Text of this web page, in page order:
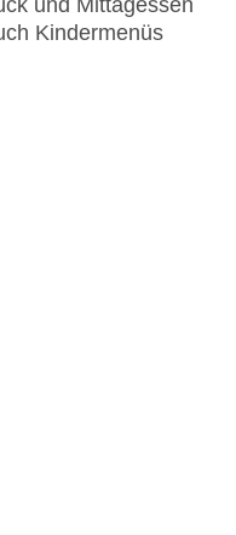
und Mittagessen
Kindermenüs